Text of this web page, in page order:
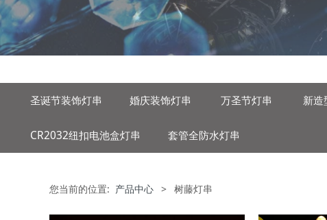
圣诞节装饰灯串 婚庆装饰灯串 万圣节灯串 新造
CR2032纽扣电池盒灯串 套管全防水灯串
您当前的位置: 产品中心 > 树藤灯串